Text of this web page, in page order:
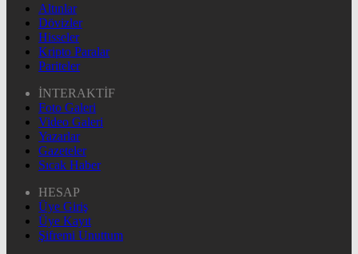
Altınlar
Dövizler
Hisseler
Kripto Paralar
Pariteler
İNTERAKTİF
Foto Galeri
Video Galeri
Yazarlar
Gazeteler
Sıcak Haber
HESAP
Üye Giriş
Üye Kayıt
Şifremi Unuttum